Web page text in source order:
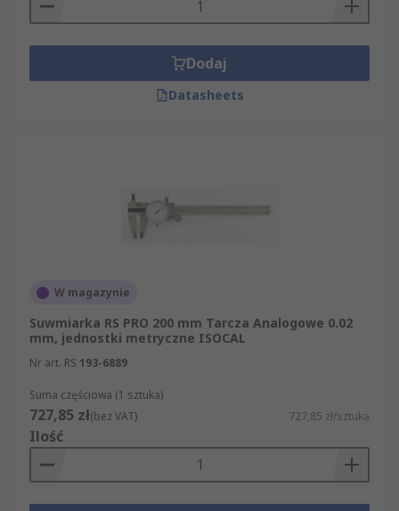
Dodaj
Datasheets
W magazynie
Suwmiarka RS PRO 200 mm Tarcza Analogowe 0.02
mm, jednostki metryczne ISOCAL
Nr art. RS 193-6889
Suma częściowa (1 sztuka)
727,85 zł(bez VAT) 727,85 zł/sztuka
Ilość